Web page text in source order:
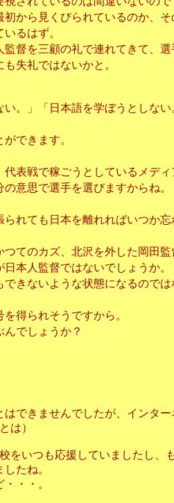
から見くびられているのか、そ
るはず。
督を三顧の礼で連れてきて、選
失礼ではないかと。
。」「日本語を学ぼうとしない
できます。
表戦で稼ごうとしているメディ
意思で選手を選びますからね。
れても日本を離れればいつか忘
てのカズ、北沢を外した岡田監
本人監督ではないでしょうか。
きないような状態になるのでは
得られそうですから。
でしょうか？
できませんでしたが、インター
は）
いつも応援していましたし、
たね。
・・。